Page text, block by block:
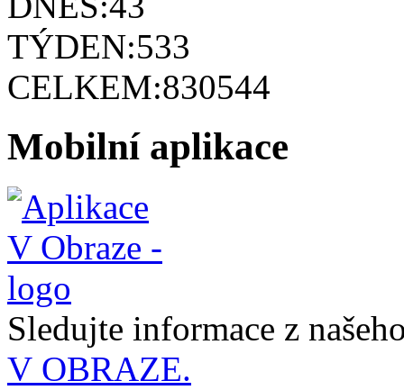
TÝDEN:533
CELKEM:830544
Mobilní aplikace
Sledujte informace z
V OBRAZE.